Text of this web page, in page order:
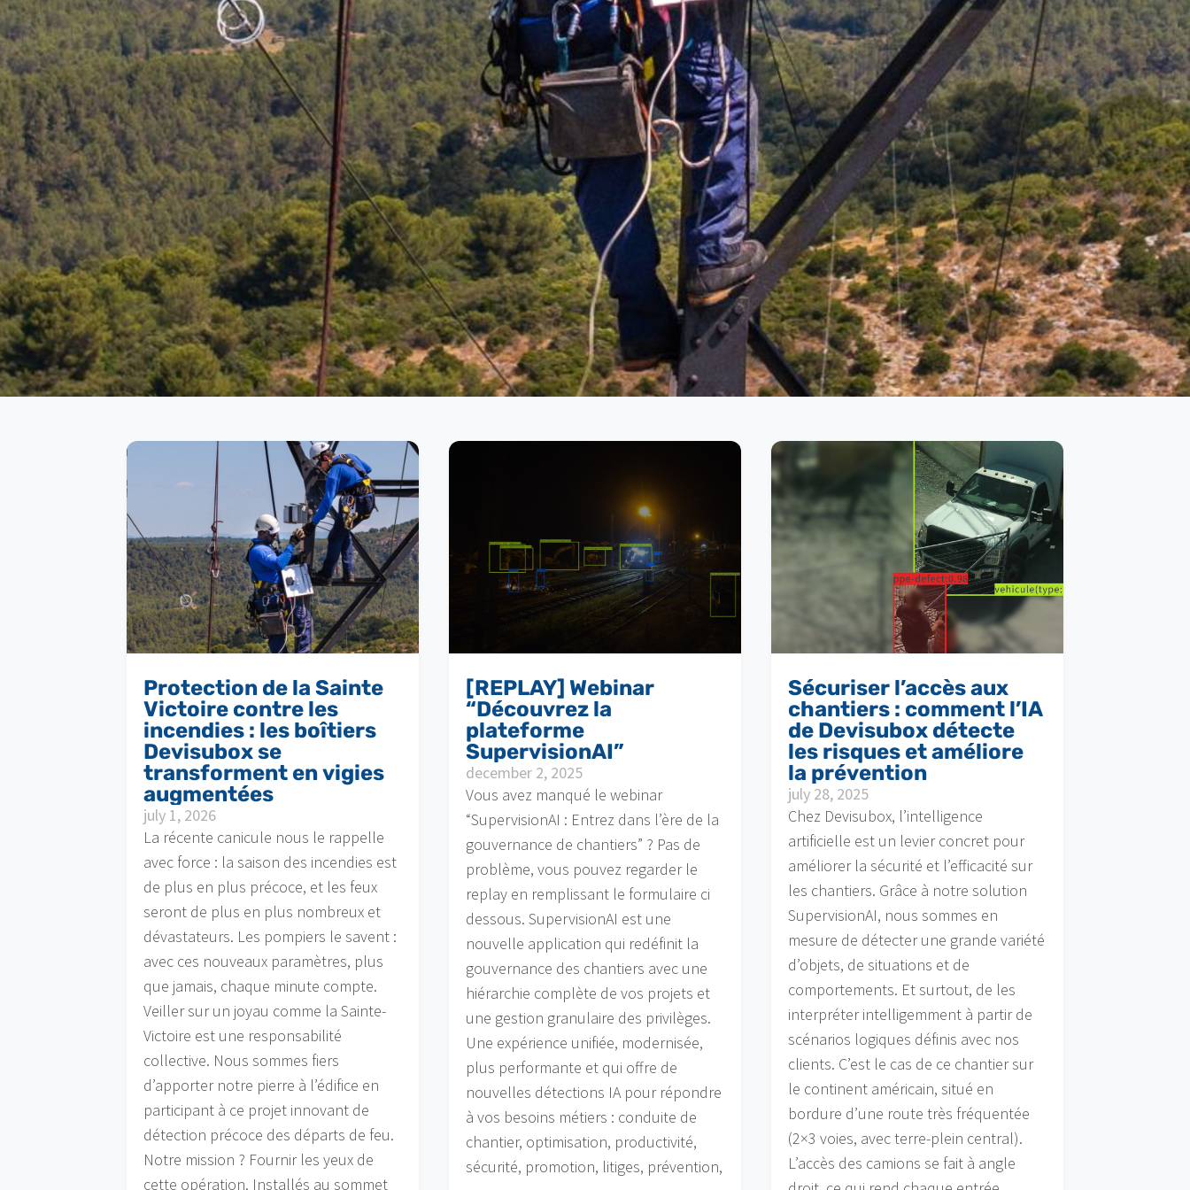
Protection de la Sainte
Victoire contre les
incendies : les boîtiers
Devisubox se
transforment en vigies
augmentées
july 1, 2026
La récente canicule nous le rappelle
avec force : la saison des incendies est
de plus en plus précoce, et les feux
seront de plus en plus nombreux et
dévastateurs. Les pompiers le savent :
avec ces nouveaux paramètres, plus
que jamais, chaque minute compte.
Veiller sur un joyau comme la Sainte-
Victoire est une responsabilité
collective. Nous sommes fiers
d’apporter notre pierre à l’édifice en
participant à ce projet innovant de
détection précoce des départs de feu.
Notre mission ? Fournir les yeux de
cette opération. Installés au sommet
[REPLAY] Webinar
“Découvrez la
plateforme
SupervisionAI”
december 2, 2025
Vous avez manqué le webinar
“SupervisionAI : Entrez dans l’ère de la
gouvernance de chantiers” ? Pas de
problème, vous pouvez regarder le
replay en remplissant le formulaire ci
dessous. SupervisionAI est une
nouvelle application qui redéfinit la
gouvernance des chantiers avec une
hiérarchie complète de vos projets et
une gestion granulaire des privilèges.
Une expérience unifiée, modernisée,
plus performante et qui offre de
nouvelles détections IA pour répondre
à vos besoins métiers : conduite de
chantier, optimisation, productivité,
sécurité, promotion, litiges, prévention,
Sécuriser l’accès aux
chantiers : comment l’IA
de Devisubox détecte
les risques et améliore
la prévention
july 28, 2025
Chez Devisubox, l’intelligence
artificielle est un levier concret pour
améliorer la sécurité et l’efficacité sur
les chantiers. Grâce à notre solution
SupervisionAI, nous sommes en
mesure de détecter une grande variété
d’objets, de situations et de
comportements. Et surtout, de les
interpréter intelligemment à partir de
scénarios logiques définis avec nos
clients. C’est le cas de ce chantier sur
le continent américain, situé en
bordure d’une route très fréquentée
(2×3 voies, avec terre-plein central).
L’accès des camions se fait à angle